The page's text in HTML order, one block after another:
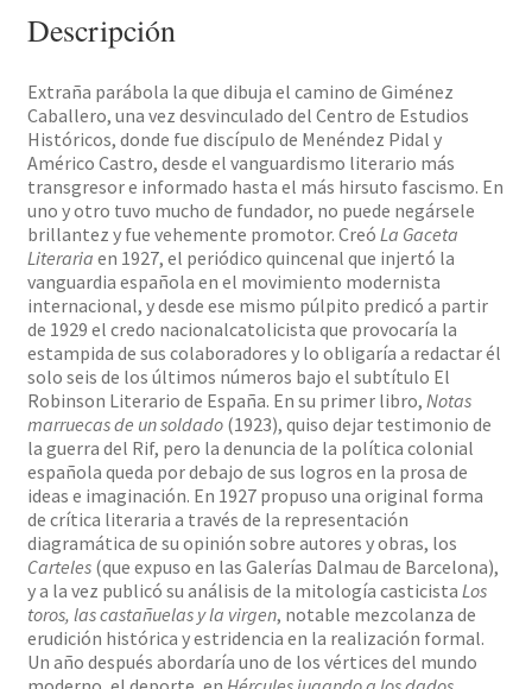
cantidad
Descripción
Extraña parábola la que dibuja el camino de Giménez
Caballero, una vez desvinculado del Centro de Estudios
Históricos, donde fue discípulo de Menéndez Pidal y
Américo Castro, desde el vanguardismo literario más
transgresor e informado hasta el más hirsuto fascismo. En
uno y otro tuvo mucho de fundador, no puede negársele
brillantez y fue vehemente promotor. Creó La Gaceta
Literaria en 1927, el periódico quincenal que injertó la
vanguardia española en el movimiento modernista
internacional, y desde ese mismo púlpito predicó a partir
de 1929 el credo nacionalcatolicista que provocaría la
estampida de sus colaboradores y lo obligaría a redactar él
solo seis de los últimos números bajo el subtítulo El
Robinson Literario de España. En su primer libro, Notas
marruecas de un soldado(1923), quiso dejar testimonio de
la guerra del Rif, pero la denuncia de la política colonial
española queda por debajo de sus logros en la prosa de
ideas e imaginación. En 1927 propuso una original forma
de crítica literaria a través de la representación
diagramática de su opinión sobre autores y obras, los
Carteles(que expuso en las Galerías Dalmau de Barcelona),
y a la vez publicó su análisis de la mitología casticista Los
toros, las castañuelas y la virgen, notable mezcolanza de
erudición histórica y estridencia en la realización formal.
Un año después abordaría uno de los vértices del mundo